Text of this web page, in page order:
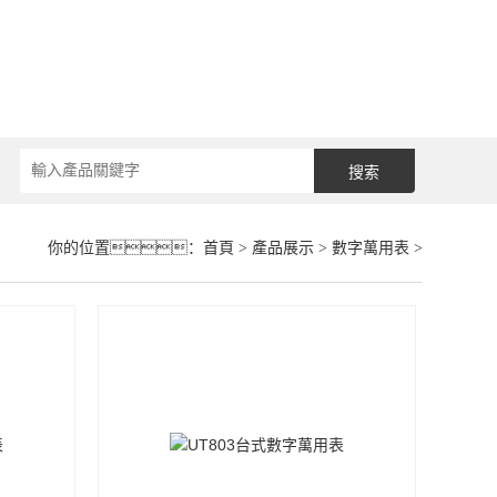
你的位置： 首頁 > 產品展示> 數字萬用表 >